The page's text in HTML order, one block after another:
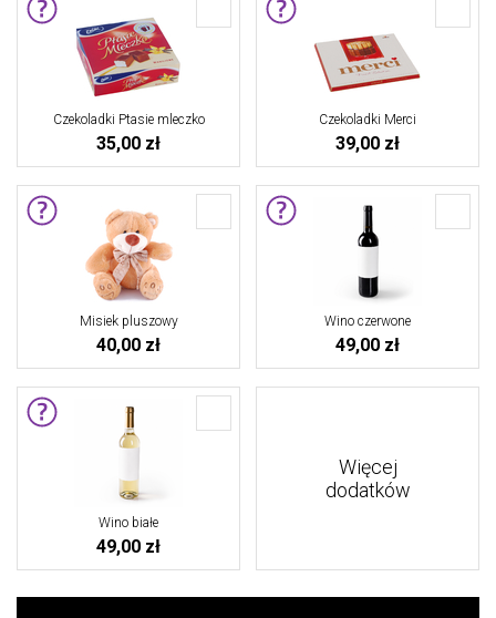
Czekoladki Ptasie mleczko
35,00 zł
Czekoladki Merci
39,00 zł
Misiek pluszowy
40,00 zł
Wino czerwone
49,00 zł
Wino białe
49,00 zł
Więcej
dodatków